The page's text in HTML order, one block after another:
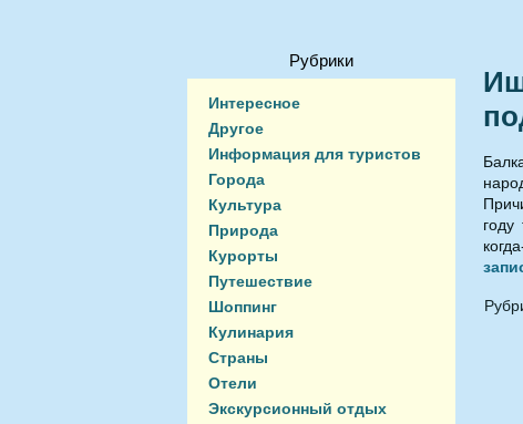
Рубрики
Интересное
Другое
Информация для туристов
Города
Культура
Природа
Курорты
Путешествие
Шоппинг
Кулинария
Страны
Отели
Экскурсионный отдых